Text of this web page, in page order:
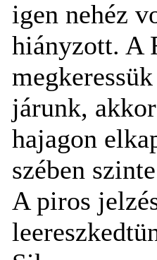
igen nehéz
hiányzott. A
járunk,
hajagon
szében
A piros